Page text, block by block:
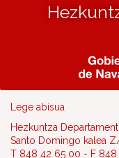
Lege abisua
Hezkuntza
Santo Domingo kalea
T 848 42 65 00 - F 848